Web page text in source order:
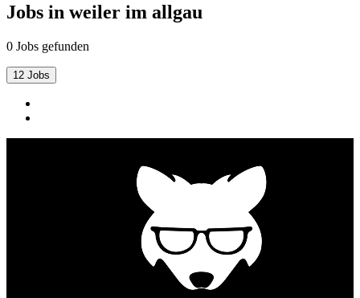
Jobs in weiler im allgau
0 Jobs gefunden
12 Jobs